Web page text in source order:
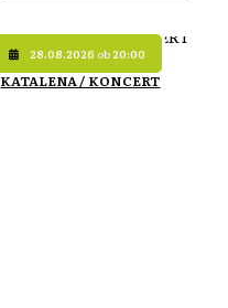
28.08.2026 ob20:00
KATALENA / KONCERT